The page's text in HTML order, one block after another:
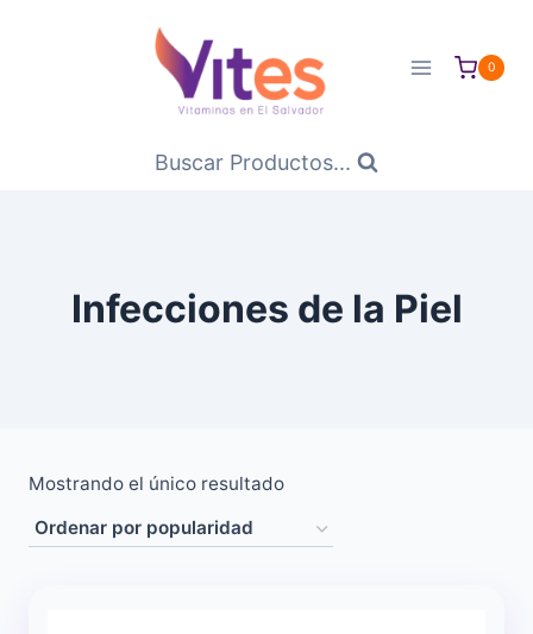
0
Buscar Productos...
Infecciones de la Piel
Mostrando el único resultado